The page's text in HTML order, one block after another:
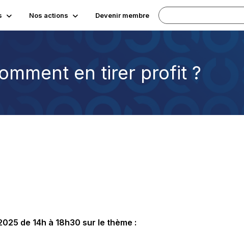
Nos actions Devenir membre
en tirer profit ?
de 14h à 18h30 sur le thème :